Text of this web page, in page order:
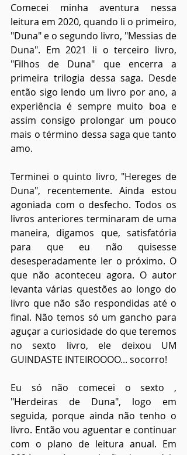
Comecei minha aventura nessa
leitura em 2020, quando li o primeiro,
"Duna" e o segundo livro, "Messias de
Duna". Em 2021 li o terceiro livro,
"Filhos de Duna" que encerra a
primeira trilogia dessa saga. Desde
então sigo lendo um livro por ano, a
experiência é sempre muito boa e
assim consigo prolongar um pouco
mais o término dessa saga que tanto
amo.
Terminei o quinto livro, "Hereges de
Duna", recentemente. Ainda estou
agoniada com o desfecho. Todos os
livros anteriores terminaram de uma
maneira, digamos que, satisfatória
para que eu não quisesse
desesperadamente ler o próximo. O
que não aconteceu agora. O autor
levanta várias questões ao longo do
livro que não são respondidas até o
final. Não temos só um gancho para
aguçar a curiosidade do que teremos
no sexto livro, ele deixou UM
GUINDASTE INTEIROOOO... socorro!
Eu só não comecei o sexto ,
"Herdeiras de Duna", logo em
seguida, porque ainda não tenho o
livro. Então vou aguentar e continuar
com o plano de leitura anual. Em